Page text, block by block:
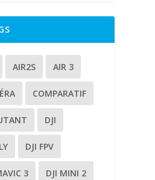
AIR2S AIR 3
COMPARATIF
DJI
DJI FPV
3 DJI MINI 2